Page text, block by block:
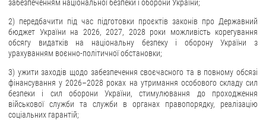
забезпеченням національної безпеки і оборони України;
2) передбачити під час підготовки проєктів законів про Державний
бюджет України на 2026, 2027, 2028 роки можливість корегування
обсягу видатків на національну безпеку і оборону України з
урахуванням воєнно-політичної обстановки;
3) ужити заходів щодо забезпечення своєчасного та в повному обсязі
фінансування у 2026–2028 роках на утримання особового складу сил
безпеки і сил оборони України, стимулювання до проходження
військової служби та служби в органах правопорядку, реалізацію
соціальних гарантій;